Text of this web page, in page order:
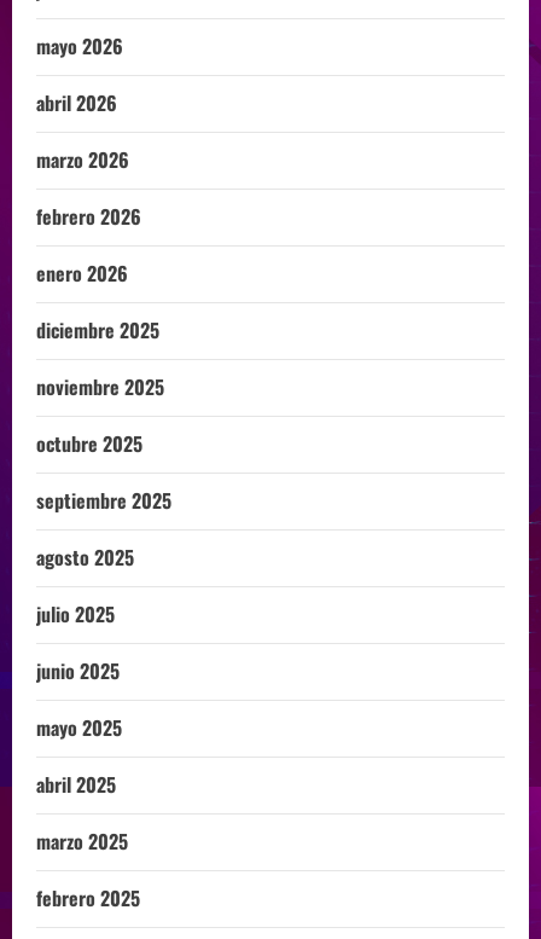
mayo 2026
abril 2026
marzo 2026
febrero 2026
enero 2026
diciembre 2025
noviembre 2025
octubre 2025
septiembre 2025
agosto 2025
julio 2025
junio 2025
mayo 2025
abril 2025
marzo 2025
febrero 2025